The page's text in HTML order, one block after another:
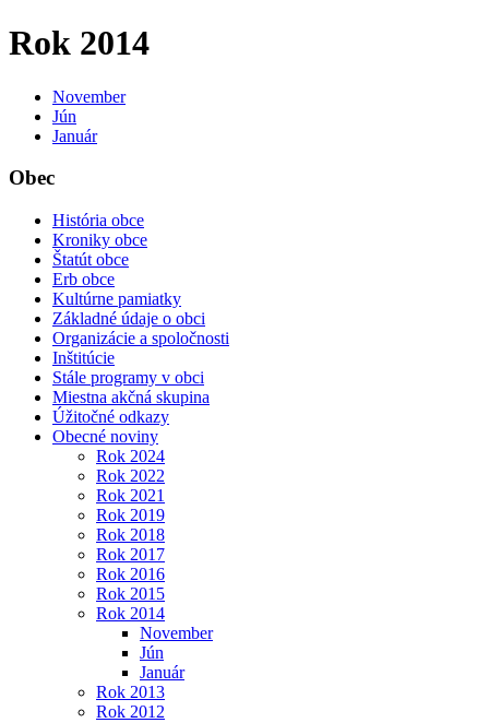
Rok 2014
November
Jún
Január
Obec
História obce
Kroniky obce
Štatút obce
Erb obce
Kultúrne pamiatky
Základné údaje o obci
Organizácie a spoločnosti
Inštitúcie
Stále programy v obci
Miestna akčná skupina
Úžitočné odkazy
Obecné noviny
Rok 2024
Rok 2022
Rok 2021
Rok 2019
Rok 2018
Rok 2017
Rok 2016
Rok 2015
Rok 2014
November
Jún
Január
Rok 2013
Rok 2012